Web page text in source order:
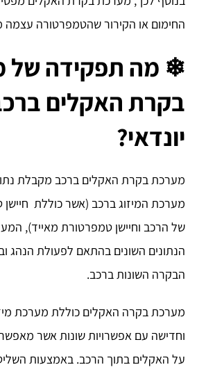
החימום או הקירור שהטמפרטורה עצמה
❄ מה תפקידה של
בקרת האקלים
יונדאי?
מערכת בקרת האקלים ברכב מקבלת
מערכת המיזוג ברכב (אשר כוללת חיישן
של הרכב וחיישן טמפרטורת מאייד),
הנתונים השונים בהתאם לפעולת הנהג
הבקרה השונות ברכב.
מערכת בקרה האקלים כוללת מערכת
וחדישה עם אפשרויות שונות אשר
על האקלים בתוך הרכב. באמצעות